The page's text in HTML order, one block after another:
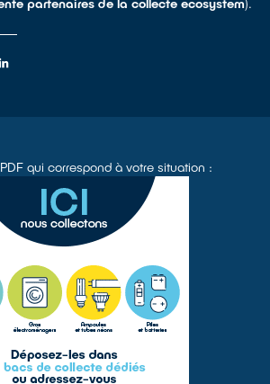
partenaires de la collecte ecosystem).
qui correspond à votre situation :